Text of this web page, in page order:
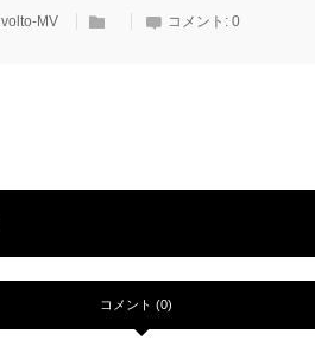
volto-MV コメント: 0
コメント (0)